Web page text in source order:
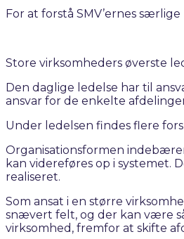
For at forstå SMV’ernes
Store virksomheders øverste
Den daglige ledelse har til
ansvar for de enkelte
Under ledelsen findes flere
Organisationsformen
kan videreføres op i systemet.
realiseret.
Som ansat i en større
snævert felt, og der kan være
virksomhed, fremfor at skifte